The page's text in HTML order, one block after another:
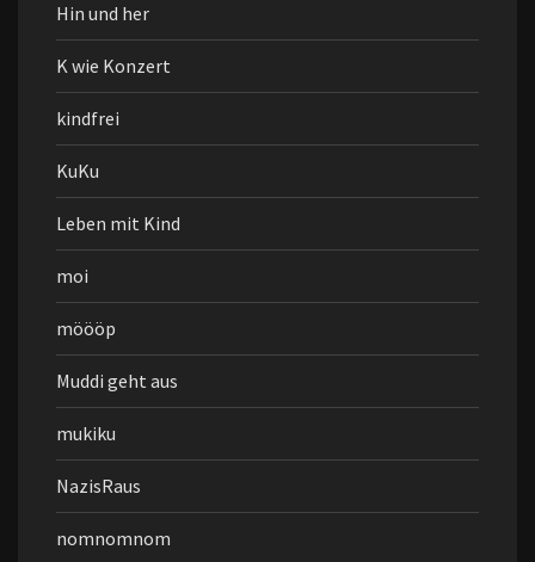
Hin und her
K wie Konzert
kindfrei
KuKu
Leben mit Kind
moi
möööp
Muddi geht aus
mukiku
NazisRaus
nomnomnom